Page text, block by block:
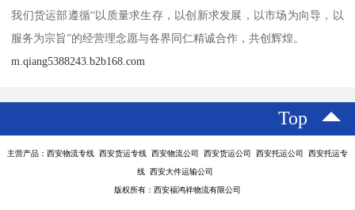
我们货运部遵循“以质量求生存，以创新求发展，以市场为向导，以
服务为宗旨”的经营理念愿与各界同仁精诚合作，共创辉煌。
m.qiang5388243.b2b168.com
Top
主营产品：西安物流专线 西安货运专线 西安物流公司 西安货运公司 西安托运公司 西安托运专
线 西安大件运输公司
版权所有：西安福鸿祥物流有限公司